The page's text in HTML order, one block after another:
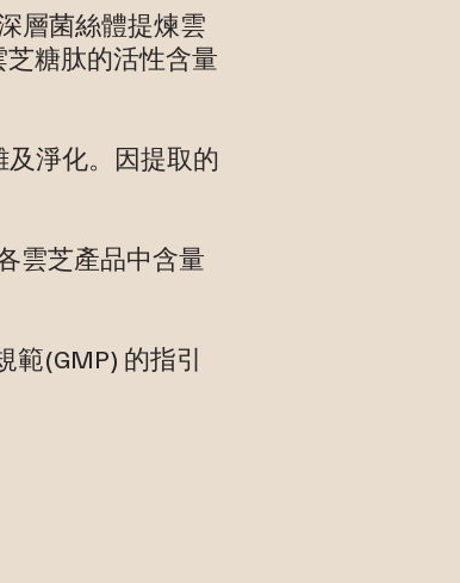
層菌絲體提煉雲
糖肽的活性含量
淨化。因提取的
雲芝產品中含量
範(GMP) 的指引